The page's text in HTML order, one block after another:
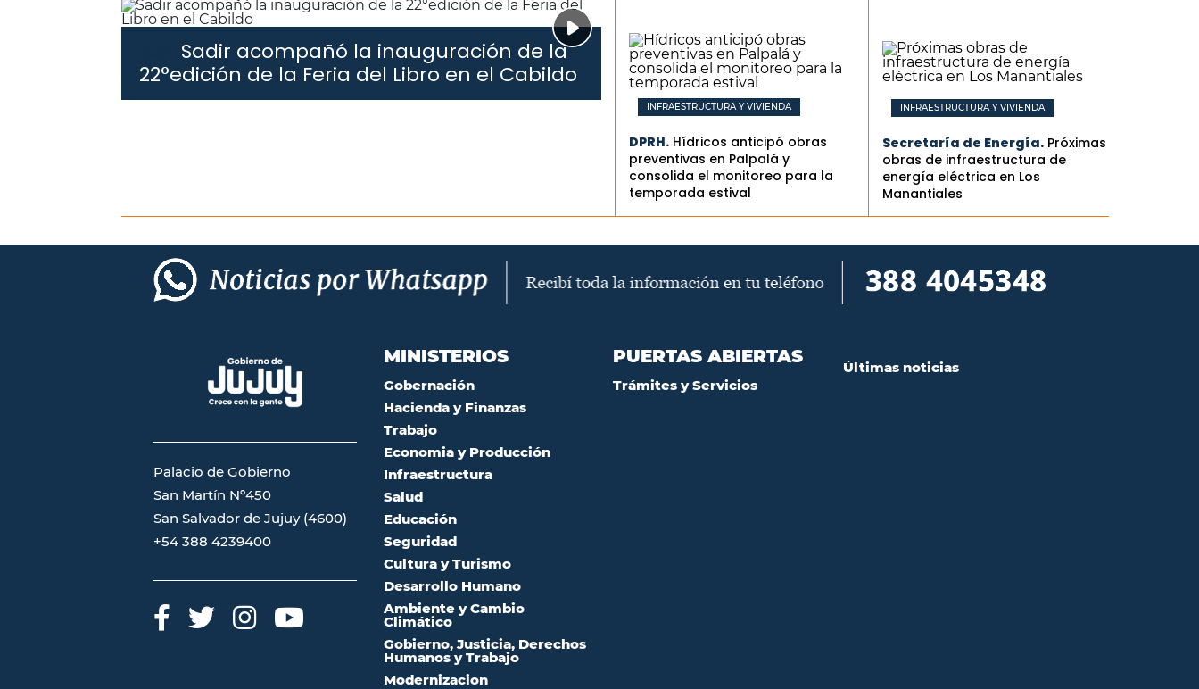
Sadir acompañó la inauguración de la
22°edición de la Feria del Libro en el Cabildo
INFRAESTRUCTURA Y VIVIENDA
DPRH. Hídricos anticipó obras
preventivas en Palpalá y
consolida el monitoreo para la
temporada estival
INFRAESTRUCTURA Y VIVIENDA
Secretaría de Energía. Próximas
obras de infraestructura de
energía eléctrica en Los
Manantiales
Palacio de Gobierno
San Martín Nº450
San Salvador de Jujuy (4600)
+54 388 4239400
MINISTERIOS
Gobernación
Hacienda y Finanzas
Trabajo
Economia y Producción
Infraestructura
Salud
Educación
Seguridad
Cultura y Turismo
Desarrollo Humano
Ambiente y Cambio
Climático
Gobierno, Justicia, Derechos
Humanos y Trabajo
Modernizacion
PUERTAS ABIERTAS
Trámites y Servicios
Últimas noticias